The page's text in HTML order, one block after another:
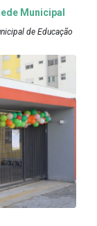
Municipal
de Educação